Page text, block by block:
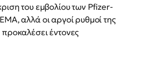
του εμβολίου των Pfizer-
αλλά οι αργοί ρυθμοί της
έντονες